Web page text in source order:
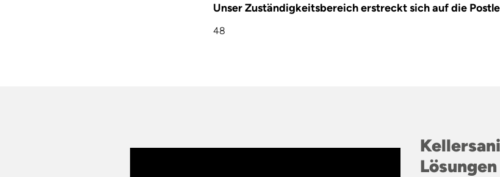
Unser Zuständigkeitsbereich erstreckt sich auf die
48
Lösungen